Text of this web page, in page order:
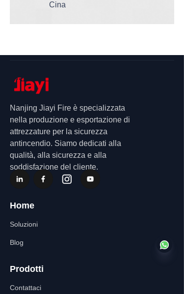
Cina
Home
Prodotti
Soluzioni
Contattaci
Blog
Nanjing Jiayi Fire è specializzata
nella produzione e esportazione di
attrezzature per la sicurezza
antincendio. Siamo dedicati alla
qualità, alla sicurezza e alla
soddisfazione del cliente.